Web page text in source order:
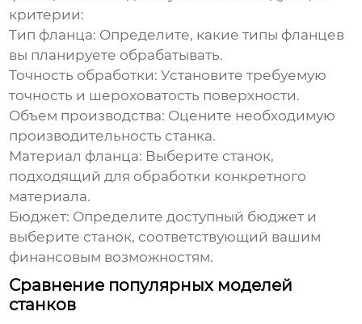
критерии:
Тип фланца: Определите, какие типы фланцев
вы планируете обрабатывать.
Точность обработки: Установите требуемую
точность и шероховатость поверхности.
Объем производства: Оцените необходимую
производительность станка.
Материал фланца: Выберите станок,
подходящий для обработки конкретного
материала.
Бюджет: Определите доступный бюджет и
выберите станок, соответствующий вашим
финансовым возможностям.
Сравнение популярных моделей
станков